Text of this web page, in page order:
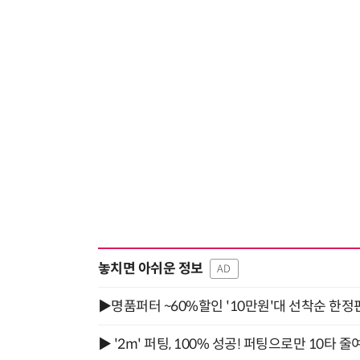
놓치면 아쉬운 정보 AD
▶명품퍼터 ~60%할인 '10만원'대 선착순 한정
▶ '2m' 퍼팅, 100% 성공! 퍼팅으로만 10타 줄